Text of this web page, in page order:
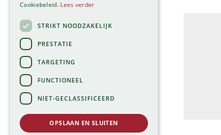
Cookiebeleid. Lees verder
STRIKT NOODZAKELIJK
PRESTATIE
TARGETING
FUNCTIONEEL
NIET-GECLASSIFICEERD
OPSLAAN EN SLUITEN